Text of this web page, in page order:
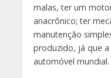
malas, ter um
anacrônico; ter
manutenção
produzido, já que
automóvel mundial.